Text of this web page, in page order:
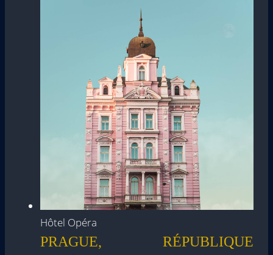
Hôtel Opéra
PRAGUE, RÉPUBLIQUE